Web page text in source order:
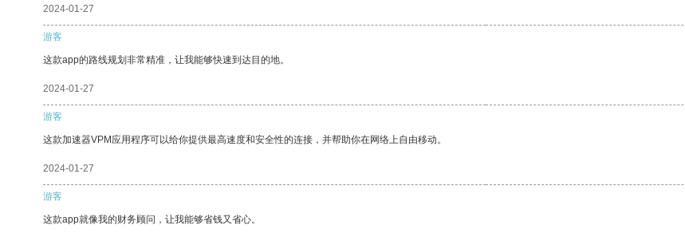
2024-01-27
游客
这款app的路线规划非常精准，让我能够快速到达目的地。
2024-01-27
游客
这款加速器VPM应用程序可以给你提供最高速度和安全性的连接，并帮助你在网络上自由移动。
2024-01-27
游客
这款app就像我的财务顾问，让我能够省钱又省心。